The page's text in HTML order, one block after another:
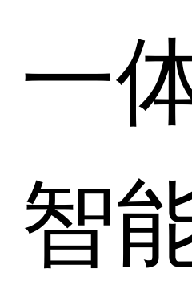
一
智